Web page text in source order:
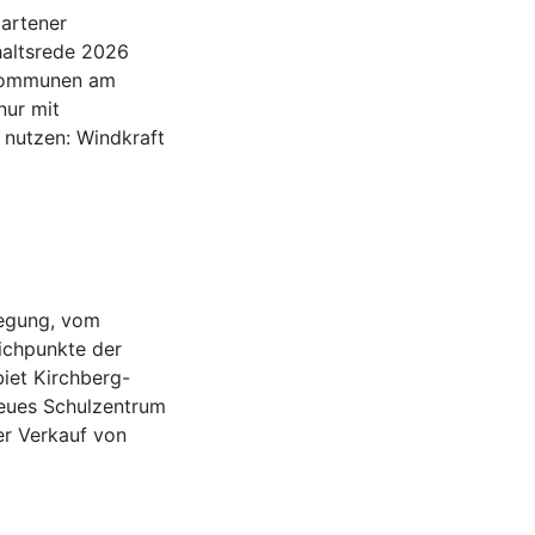
2026
am
mit
nutzen: Windkraft
vom
der
Kirchberg-
Schulzentrum
Verkauf von